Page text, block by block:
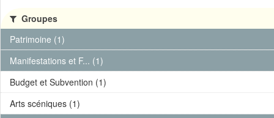
Groupes
Patrimoine (1)
Manifestations et F... (1)
Budget et Subvention (1)
Arts scéniques (1)